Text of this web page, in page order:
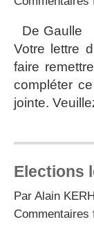
De Gaulle
Votre lettre
faire
compléter
jointe.
Elections
Par Alain
Commentaires